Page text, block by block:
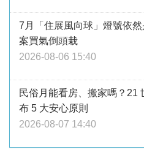
7月「住展風向球」燈號依
案買氣倒頭栽
2026-08-06 15:40
民俗月能看房、搬家嗎？21
布 5 大安心原則
2026-08-07 14:40